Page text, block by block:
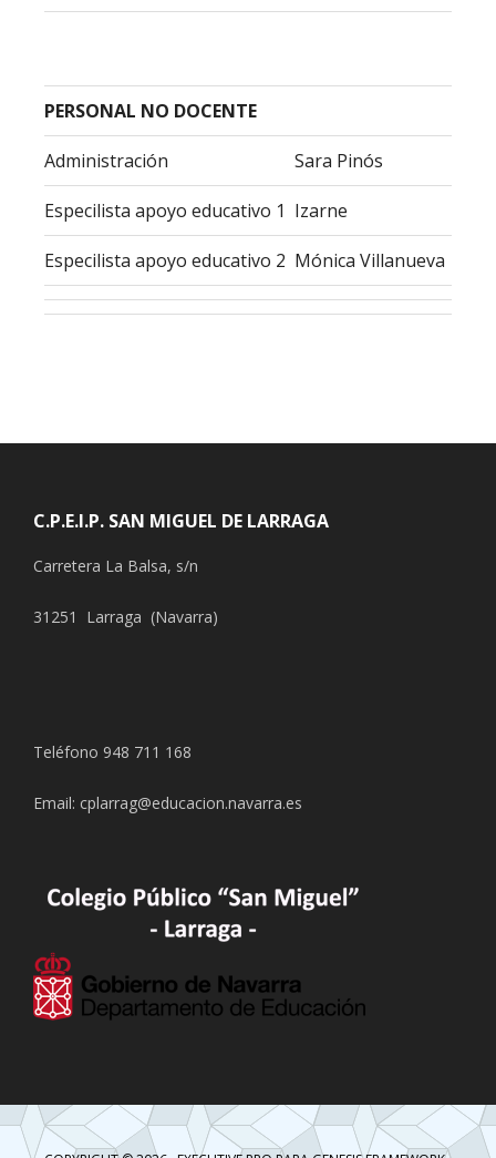
PERSONAL NO DOCENTE
Administración Sara Pinós
Especilista apoyo educativo 1 Izarne
Especilista apoyo educativo 2 Mónica Villanueva
C.P.E.I.P. SAN MIGUEL DE LARRAGA
Carretera La Balsa, s/n
31251 Larraga (Navarra)
Teléfono 948 711 168
Email: cplarrag@educacion.navarra.es